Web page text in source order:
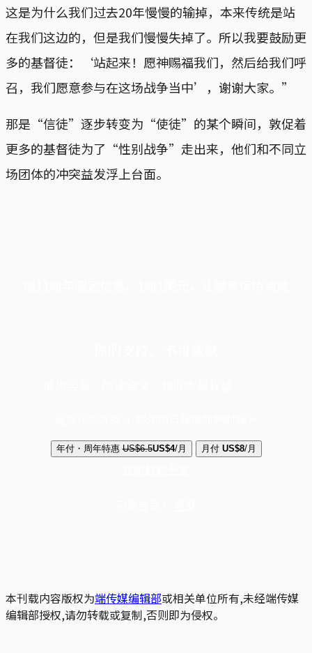
这是为什么我们过去20年慢慢的输掉，本来传统是站
在我们这边的，但是我们慢慢失掉了。所以我要鼓励更
多的基督徒：‘站起来！愿神赐福我们，然后给我们呼
召，我们愿意参与在这场战争当中’，谢谢大家。”
那是“信徒”逐步转变为“使徒”的某个瞬间，敦促着
更多的基督徒为了“性别战争”走出来，他们和不同立
场团体的冲突益发浮上台面。
年付・周年特惠 US$6.5US$4/月 月付 US$8/月
本刊载内容版权为端传媒编辑部或相关单位所有,未经端传媒
编辑部授权,请勿转载或复制,否则即为侵权。